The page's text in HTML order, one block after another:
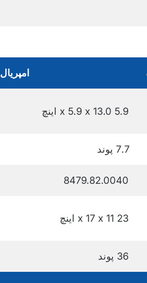
امپریال
5.9 x 5.9 x 13.0 اینچ
7.7 پوند
8479.82.0040
23 x 17 x 11 اینچ
36 پوند